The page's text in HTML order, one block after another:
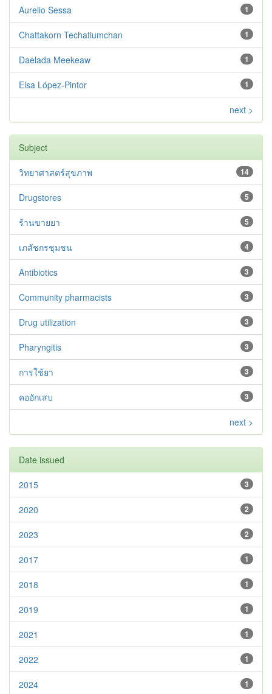
1
Aurelio Sessa
1
Chattakorn Techatiumchan
1
Daelada Meekeaw
1
Elsa López-Pintor
next >
Subject
14
วิทยาศาสตร์สุขภาพ
5
Drugstores
5
ร้านขายยา
4
เภสัชกรชุมชน
3
Antibiotics
3
Community pharmacists
3
Drug utilization
3
Pharyngitis
3
การใช้ยา
3
คออักเสบ
next >
Date issued
3
2015
2
2020
2
2023
1
2017
1
2018
1
2019
1
2021
1
2022
1
2024